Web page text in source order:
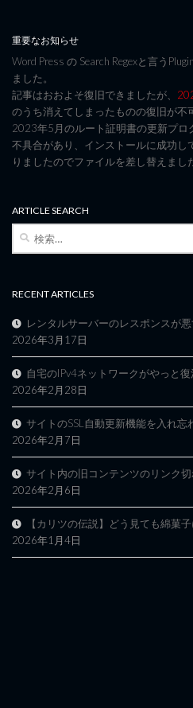
重要なお知らせ
Word Press の Search Regexと言う
ました。
記事はおおよそ復旧できましたが、
のうち消えてしまったものの復旧が不
2023年5月のルート証明書の更新プロ
不具合があり、インストールに成功し
りましたのでファイルを差し替えまし
ARTICLE SEARCH
RECENT ARTICLES
レンタルサーバーのレスポンスが
2026年3月17日
自宅のIPv4ネットワークがやっと
2026年2月28日
サイトのSSL自動更新機能を入れ忘
2026年2月7日
サイト内の旧コンテンツのリンク
2026年2月6日
【カリツの伝説】どう見ても綿菓
2026年1月4日